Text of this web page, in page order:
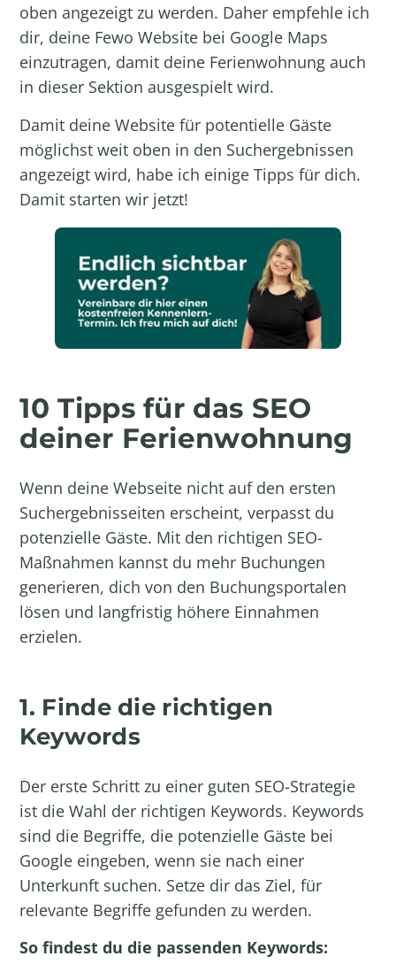
oben angezeigt zu werden. Daher empfehle ich
dir, deine Fewo Website bei Google Maps
einzutragen, damit deine Ferienwohnung auch
in dieser Sektion ausgespielt wird.
Damit deine Website für potentielle Gäste
möglichst weit oben in den Suchergebnissen
angezeigt wird, habe ich einige Tipps für dich.
Damit starten wir jetzt!
10 Tipps für das SEO
deiner Ferienwohnung
Wenn deine Webseite nicht auf den ersten
Suchergebnisseiten erscheint, verpasst du
potenzielle Gäste. Mit den richtigen SEO-
Maßnahmen kannst du mehr Buchungen
generieren, dich von den Buchungsportalen
lösen und langfristig höhere Einnahmen
erzielen.
1. Finde die richtigen
Keywords
Der erste Schritt zu einer guten SEO-Strategie
ist die Wahl der richtigen Keywords. Keywords
sind die Begriffe, die potenzielle Gäste bei
Google eingeben, wenn sie nach einer
Unterkunft suchen. Setze dir das Ziel, für
relevante Begriffe gefunden zu werden.
So findest du die passenden Keywords: